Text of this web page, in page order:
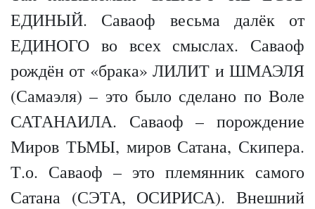
ЕДИНЫЙ. Саваоф весьма далёк от
ЕДИНОГО во всех смыслах. Саваоф
рождён от «брака» ЛИЛИТ и ШМАЭЛЯ
(Самаэля) – это было сделано по Воле
САТАНАИЛА. Саваоф – порождение
Миров ТЬМЫ, миров Сатана, Скипера.
Т.о. Саваоф – это племянник самого
Сатана (СЭТА, ОСИРИСА). Внешний